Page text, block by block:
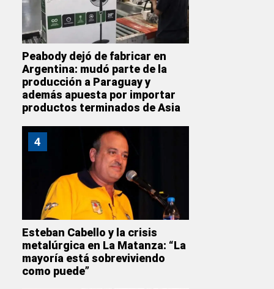
Peabody dejó de fabricar en
Argentina: mudó parte de la
producción a Paraguay y
además apuesta por importar
productos terminados de Asia
4
Esteban Cabello y la crisis
metalúrgica en La Matanza: “La
mayoría está sobreviviendo
como puede”